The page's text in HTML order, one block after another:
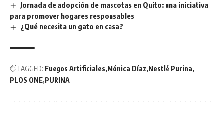
Jornada de adopción de mascotas en Quito: una iniciativa
para promover hogares responsables
¿Qué necesita un gato en casa?
TAGGED: Fuegos Artificiales Mónica Díaz Nestlé Purina
PLOS ONE PURINA